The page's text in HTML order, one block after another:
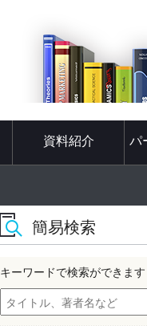
資料紹介 パ
簡易検索
キーワードで検索ができます